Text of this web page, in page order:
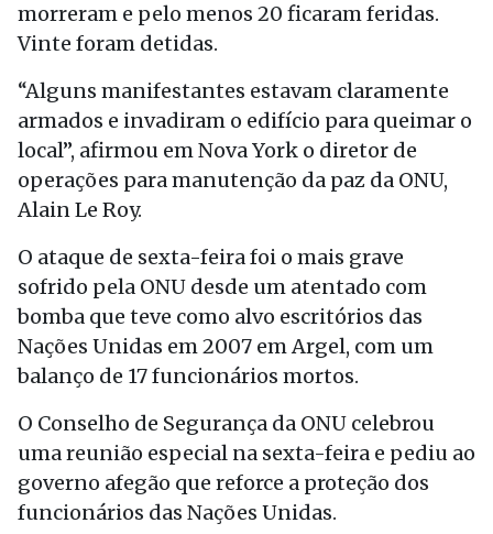
morreram e pelo menos 20 ficaram feridas.
Vinte foram detidas.
“Alguns manifestantes estavam claramente
armados e invadiram o edifício para queimar o
local”, afirmou em Nova York o diretor de
operações para manutenção da paz da ONU,
Alain Le Roy.
O ataque de sexta-feira foi o mais grave
sofrido pela ONU desde um atentado com
bomba que teve como alvo escritórios das
Nações Unidas em 2007 em Argel, com um
balanço de 17 funcionários mortos.
O Conselho de Segurança da ONU celebrou
uma reunião especial na sexta-feira e pediu ao
governo afegão que reforce a proteção dos
funcionários das Nações Unidas.